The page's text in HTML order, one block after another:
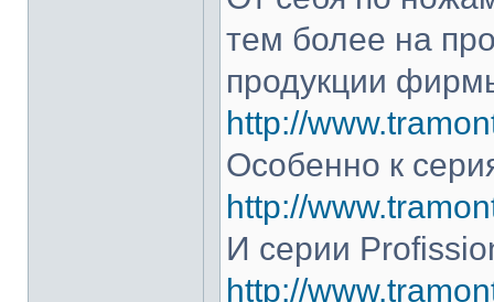
тем более на
продукции
http://
Особенно к
http://
И серии
http://